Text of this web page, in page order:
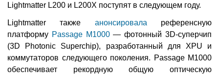
Lightmatter L200 и L200X поступят в следующем году.
Lightmatter также анонсировала референсную
платформу Passage M1000— фотонный 3D-суперчип
(3D Photonic Superchip), разработанный для XPU и
коммутаторов следующего поколения. Passage M1000
обеспечивает рекордную общую оптическую